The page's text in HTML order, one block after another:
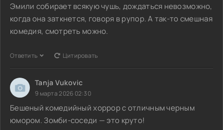
Эмили собирает всякую чушь, дождаться невозможно,
когда она заткнется, говоря в рупор. А так-то смешная
комедия, смотреть можно.
Ответить Цитировать
Tanja Vukovic
9 марта 2026 02:30
Бешеный комедийный хоррор с отличным черным
юмором. Зомби-соседи — это круто!